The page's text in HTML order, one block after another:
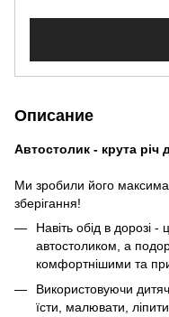
Описание
Автостолик - крута річ
Ми зробили його
зберігання!
Навіть обід в дорозі
автостоликом, а
комфортнішими та
Використовуючи
їсти, малювати,